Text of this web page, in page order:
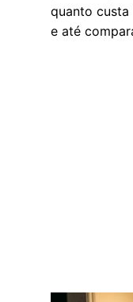
quanto
e até